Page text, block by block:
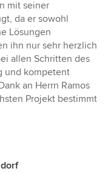
mit seiner
da er sowohl
Lösungen
ihn nur sehr herzlich
allen Schritten des
und kompetent
an Herrn Ramos
Projekt bestimmt